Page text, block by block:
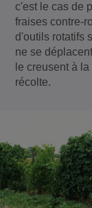
c'est le cas de
fraises contre-
d'outils rotatifs
ne se
le creusent à
récolte.